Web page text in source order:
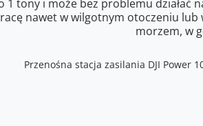
tony i może bez problemu działać
nawet w wilgotnym otoczeniu lub
morzem, w